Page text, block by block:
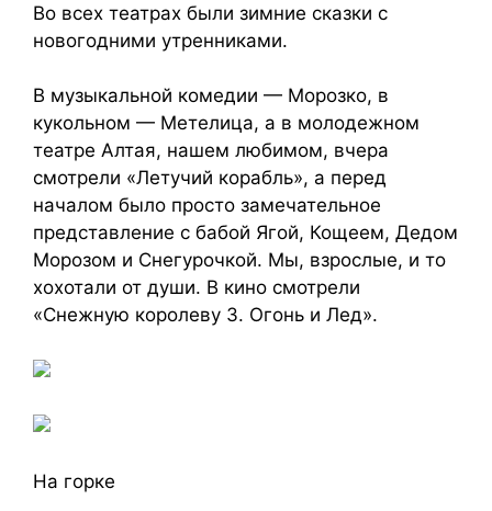
Во всех театрах были зимние сказки с
новогодними утренниками.
В музыкальной комедии — Морозко, в
кукольном — Метелица, а в молодежном
театре Алтая, нашем любимом, вчера
смотрели «Летучий корабль», а перед
началом было просто замечательное
представление с бабой Ягой, Кощеем, Дедом
Морозом и Снегурочкой. Мы, взрослые, и то
хохотали от души. В кино смотрели
«Снежную королеву 3. Огонь и Лед».
На горке